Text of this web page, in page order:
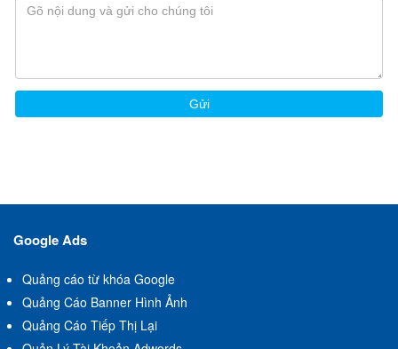
Google Ads
Quảng cáo từ khóa Google
Quảng Cáo Banner Hình Ảnh
Quảng Cáo Tiếp Thị Lại